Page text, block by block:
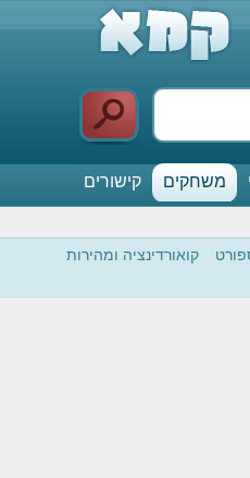
משחקים
קישורים
קואורדינציה ומהירות